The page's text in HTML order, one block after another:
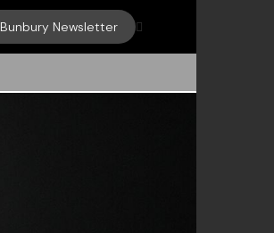
Bunbury Newsletter 